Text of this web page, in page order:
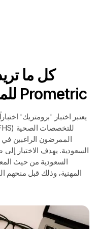
كل ما تر ي
Prometric لل
يعتبر اختبار 'برومتريك'
الممرضون الراغبين في
السعودية. يهدف الاختبار
السعودية من حيث
المهنية، وذلك قبل منحهم